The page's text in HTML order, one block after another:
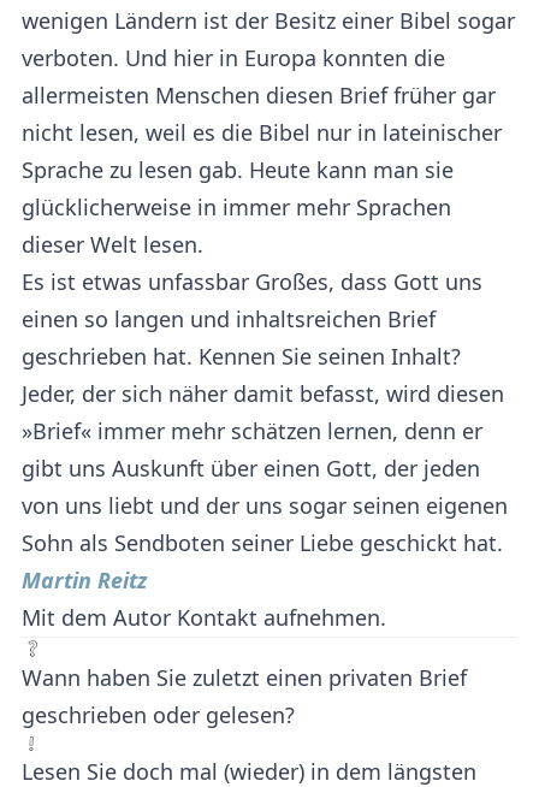
wenigen Ländern ist der Besitz einer Bibel sogar
verboten. Und hier in Europa konnten die
allermeisten Menschen diesen Brief früher gar
nicht lesen, weil es die Bibel nur in lateinischer
Sprache zu lesen gab. Heute kann man sie
glücklicherweise in immer mehr Sprachen
dieser Welt lesen.
Es ist etwas unfassbar Großes, dass Gott uns
einen so langen und inhaltsreichen Brief
geschrieben hat. Kennen Sie seinen Inhalt?
Jeder, der sich näher damit befasst, wird diesen
»Brief« immer mehr schätzen lernen, denn er
gibt uns Auskunft über einen Gott, der jeden
von uns liebt und der uns sogar seinen eigenen
Sohn als Sendboten seiner Liebe geschickt hat.
Martin Reitz
Mit dem Autor Kontakt aufnehmen.
Wann haben Sie zuletzt einen privaten Brief
geschrieben oder gelesen?
Lesen Sie doch mal (wieder) in dem längsten